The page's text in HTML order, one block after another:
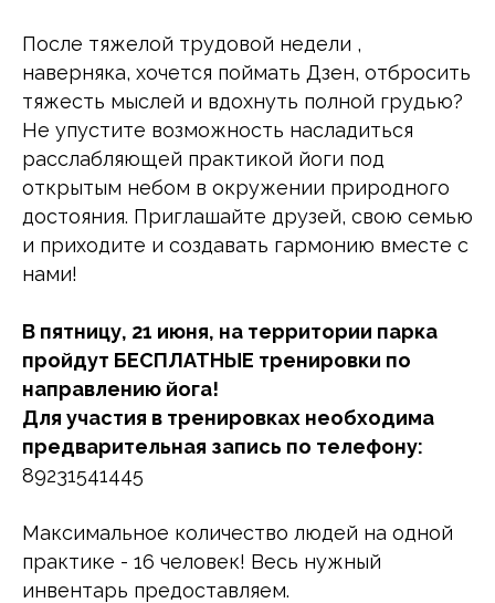
После тяжелой трудовой недели ,
наверняка, хочется поймать Дзен, отбросить
тяжесть мыслей и вдохнуть полной грудью?
Не упустите возможность насладиться
расслабляющей практикой йоги под
открытым небом в окружении природного
достояния. Приглашайте друзей, свою семью
и приходите и создавать гармонию вместе с
нами!
В пятницу, 21 июня, на территории парка
пройдут БЕСПЛАТНЫЕ тренировки по
направлению йога!
Для участия в тренировках необходима
предварительная запись по телефону:
89231541445
Максимальное количество людей на одной
практике - 16 человек! Весь нужный
инвентарь предоставляем.